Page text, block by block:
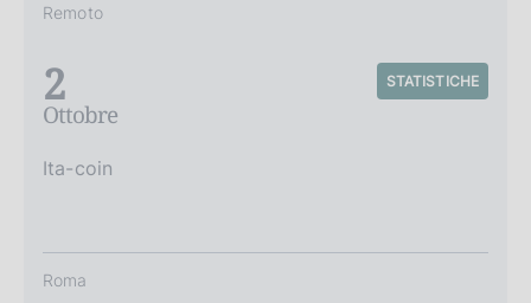
Remoto
2
Ottobre
STATISTICHE
Ita-coin
Roma